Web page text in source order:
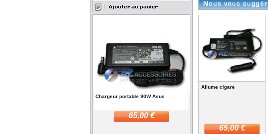
Chargeur portable 90W Asus
65,00 €
Allume cigare
65,00 €